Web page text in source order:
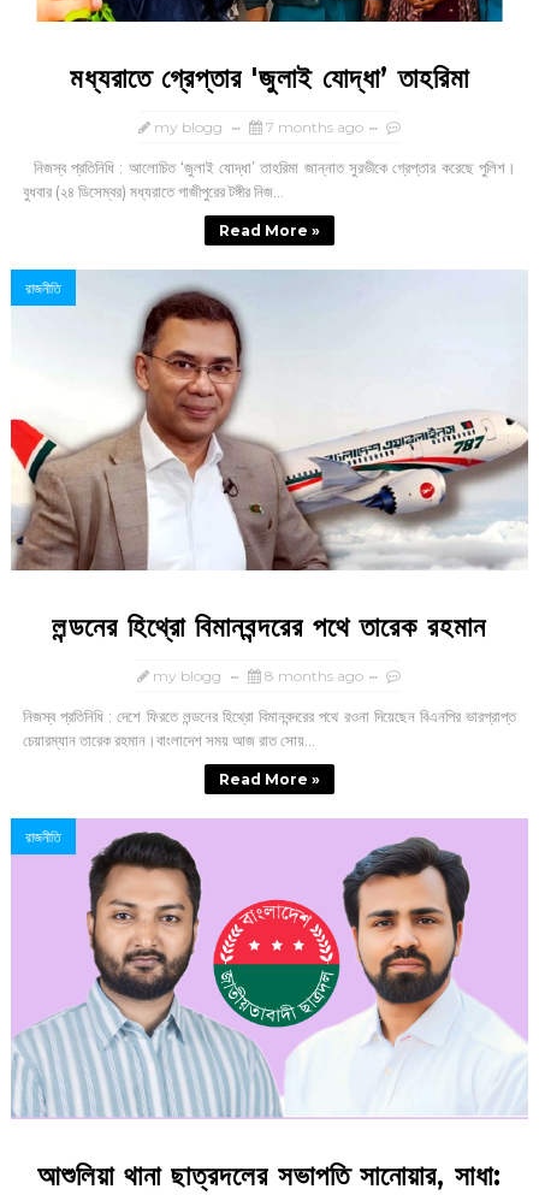
মধ্যরাতে গ্রেপ্তার 'জুলাই যোদ্ধা’ তাহরিমা
my blogg 7 months ago
নিজস্ব প্রতিনিধি : আলোচিত ‘জুলাই যোদ্ধা’ তাহরিমা জান্নাত সুরভীকে গ্রেপ্তার করেছে পুলিশ।
বুধবার (২৪ ডিসেম্বর) মধ্যরাতে গাজীপুরের টঙ্গীর নিজ...
Read More »
রাজনীতি
লন্ডনের হিথ্রো বিমানবন্দরের পথে তারেক রহমান
my blogg 8 months ago
নিজস্ব প্রতিনিধি : দেশে ফিরতে লন্ডনের হিথ্রো বিমানবন্দরের পথে রওনা দিয়েছেন বিএনপির ভারপ্রাপ্ত
চেয়ারম্যান তারেক রহমান।বাংলাদেশ সময় আজ রাত সোয়...
Read More »
রাজনীতি
আশুলিয়া থানা ছাত্রদলের সভাপতি সানোয়ার, সাধা: